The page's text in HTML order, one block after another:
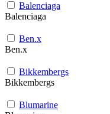
Balenciaga
Balenciaga
Ben.x
Ben.x
Bikkembergs
Bikkembergs
Blumarine